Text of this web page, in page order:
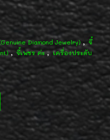
Diamond Jewelry) , จี้
, จี้เพชร ค่ะ, เครื่องประดับ